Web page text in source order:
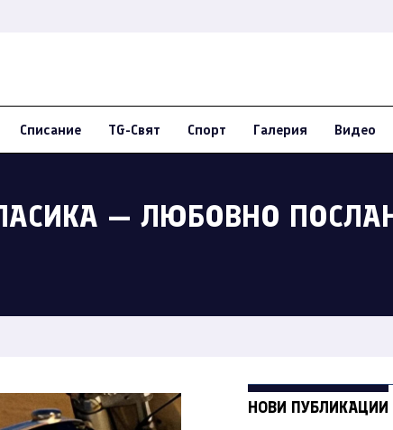
Списание TG-Свят Спорт Галерия Видео
— ЛЮБОВНО
НОВИ ПУБЛИКАЦИИ